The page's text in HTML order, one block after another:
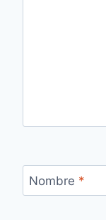
Nombre *